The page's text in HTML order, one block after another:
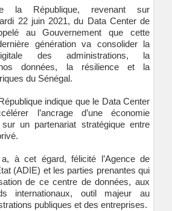
la République, revenant sur
22 juin 2021, du Data Center de
au Gouvernement que cette
génération va consolider la
des administrations, la
données, la résilience et la
du Sénégal.
indique que le Data Center
l’ancrage d’une économie
un partenariat stratégique entre
à cet égard, félicité l’Agence de
(ADIE) et les parties prenantes qui
de ce centre de données, aux
internationaux, outil majeur au
publiques et des entreprises.